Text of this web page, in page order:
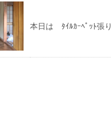
本日は ﾀｲﾙｶｰﾍﾟｯﾄ張り